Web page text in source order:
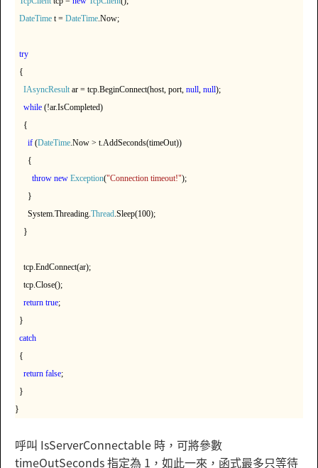
DateTime t = DateTime.Now;
try
{
IAsyncResultar = tcp.BeginConnect(host, port, null, null);
while (!ar.IsCompleted)
{
if (DateTime.Now > t.AddSeconds(timeOut))
{
throw new Exception("Connection timeout!");
}
System.Threading.Thread.Sleep(100);
}
tcp.EndConnect(ar);
tcp.Close();
return true;
}
catch
{
return false;
}
}
呼叫 IsServerConnectable 時，可將參數
timeOutSeconds 指定為 1，如此一來，函式最多只等待